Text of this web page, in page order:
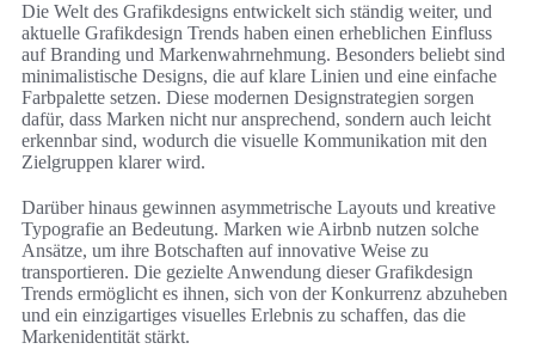
Die Welt des Grafikdesigns entwickelt sich ständig weiter, und
aktuelle Grafikdesign Trends haben einen erheblichen Einfluss
auf Branding und Markenwahrnehmung. Besonders beliebt sind
minimalistische Designs, die auf klare Linien und eine einfache
Farbpalette setzen. Diese modernen Designstrategien sorgen
dafür, dass Marken nicht nur ansprechend, sondern auch leicht
erkennbar sind, wodurch die visuelle Kommunikation mit den
Zielgruppen klarer wird.
Darüber hinaus gewinnen asymmetrische Layouts und kreative
Typografie an Bedeutung. Marken wie Airbnb nutzen solche
Ansätze, um ihre Botschaften auf innovative Weise zu
transportieren. Die gezielte Anwendung dieser Grafikdesign
Trends ermöglicht es ihnen, sich von der Konkurrenz abzuheben
und ein einzigartiges visuelles Erlebnis zu schaffen, das die
Markenidentität stärkt.